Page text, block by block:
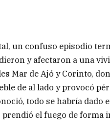
un confuso episodio
y afectaron a una
Mar de Ajó y Corinto,
de al lado y provocó
todo se habría
el fuego de forma